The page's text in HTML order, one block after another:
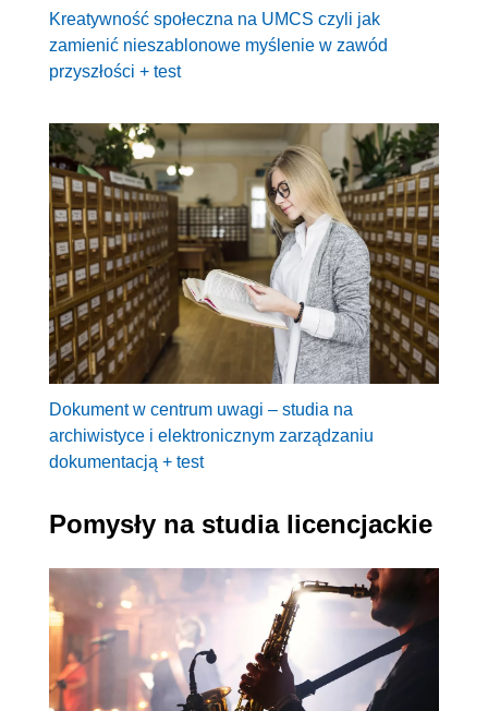
Kreatywność społeczna na UMCS czyli jak
zamienić nieszablonowe myślenie w zawód
przyszłości + test
Dokument w centrum uwagi – studia na
archiwistyce i elektronicznym zarządzaniu
dokumentacją + test
Pomysły na studia licencjackie